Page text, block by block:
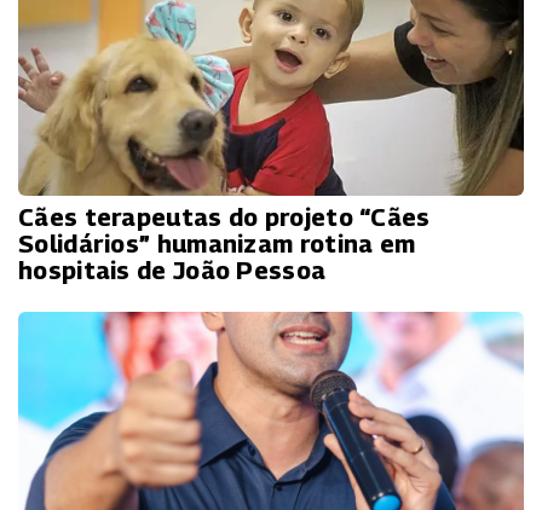
Cães terapeutas do projeto “Cães
Solidários” humanizam rotina em
hospitais de João Pessoa